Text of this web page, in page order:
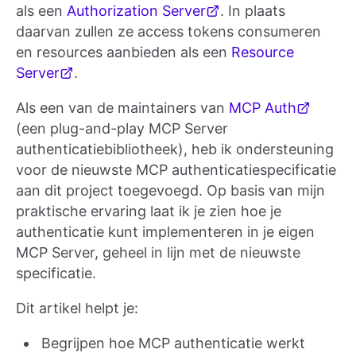
als een Authorization Server
. In plaats
daarvan zullen ze access tokens consumeren
en resources aanbieden als een Resource
Server
.
Als een van de maintainers van MCP Auth
(een plug-and-play MCP Server
authenticatiebibliotheek), heb ik ondersteuning
voor de nieuwste MCP authenticatiespecificatie
aan dit project toegevoegd. Op basis van mijn
praktische ervaring laat ik je zien hoe je
authenticatie kunt implementeren in je eigen
MCP Server, geheel in lijn met de nieuwste
specificatie.
Dit artikel helpt je:
Begrijpen hoe MCP authenticatie werkt